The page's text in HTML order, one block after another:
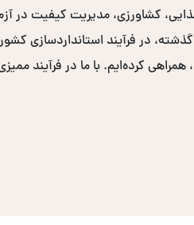
مواد غذایی، کشاورزی، مدیریت
صدها سازمان خصوصی برگزار کرده‌ایم. در طی ۲۶ سال
کرده‌ایم. با ما در فرآیند